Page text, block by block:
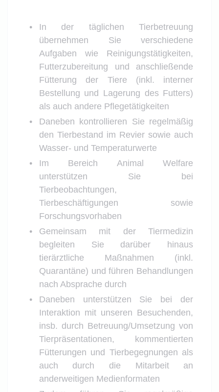
In der täglichen Tierbetreuung
übernehmen Sie verschiedene
Aufgaben wie Reinigungstätigkeiten,
Futterzubereitung und anschließende
Fütterung der Tiere (inkl. interner
Bestellung und Lagerung des Futters)
als auch andere Pflegetätigkeiten
Daneben kontrollieren Sie regelmäßig
den Tierbestand im Revier sowie auch
Wasser- und Temperaturwerte
Im Bereich Animal Welfare
unterstützen Sie bei
Tierbeobachtungen,
Tierbeschäftigungen sowie
Forschungsvorhaben
Gemeinsam mit der Tiermedizin
begleiten Sie darüber hinaus
tierärztliche Maßnahmen (inkl.
Quarantäne) und führen Behandlungen
nach Absprache durch
Daneben unterstützen Sie bei der
Interaktion mit unseren Besuchenden,
insb. durch Betreuung/Umsetzung von
Tierpräsentationen, kommentierten
Fütterungen und Tierbegegnungen als
auch durch die Mitarbeit an
anderweitigen Medienformaten